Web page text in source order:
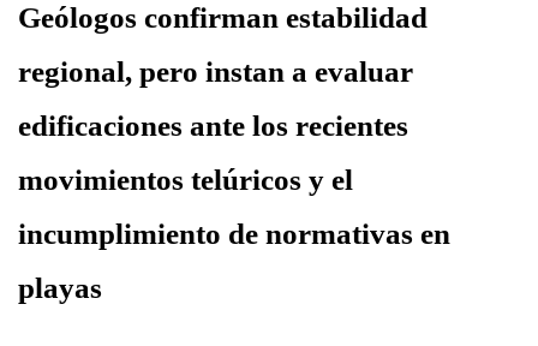
Geólogos confirman estabilidad
regional, pero instan a evaluar
edificaciones ante los recientes
movimientos telúricos y el
incumplimiento de normativas en
playas